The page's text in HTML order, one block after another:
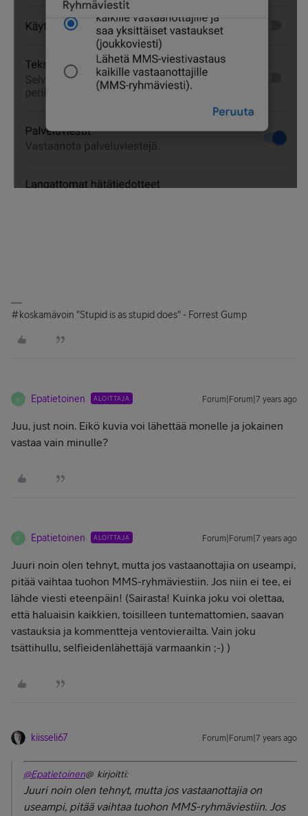
#koskamävoin "Stupid is as stupid does" - Forrest Gump
E Epatietoinen ALOITTAJA Forum|Forum|7 years ago
Juu, just noin. Eikö kuvia voi lähettää monelle ja jokainen
vastaa vain minulle?
E Epatietoinen ALOITTAJA Forum|Forum|7 years ago
Juuri noin olen tehnyt, mutta jos vastaanottajia on useampi,
pitää vaihtaa tuohon MMS-ryhmäviestiin. Jos niin ei tee, ei
lähde viesti eteenpäin! (Sairasta! Kuinka joku voi olettaa,
että haluaisin kaikkien, toisilleen tuntemattomien, saavan
vastauksia ja kommentteja ventovierailta. Vain joku
tsättihullu, selfieidenlähettäjä varmaankin ;-) )
kiisseli67 Forum|Forum|7 years ago
@Epatietoinen@ kirjoitti:
Juuri noin olen tehnyt, mutta jos vastaanottajia on
useampi, pitää vaihtaa tuohon MMS-ryhmäviestiin. Jos